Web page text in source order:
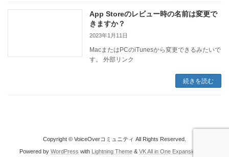
App Storeのレビュー時の名前は変更で
きますか？
2023年1月11日
MacまたはPCのiTunesから変更できるみたいで
す。 外部リンク
続きを読む
Copyright © VoiceOverコミュニティ All Rights Reserved.
Powered by WordPress with Lightning Theme & VK All in One Expansion Unit